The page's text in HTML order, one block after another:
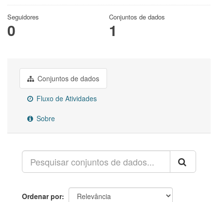
Seguidores
0
Conjuntos de dados
1
Conjuntos de dados
Fluxo de Atividades
Sobre
Ordenar por